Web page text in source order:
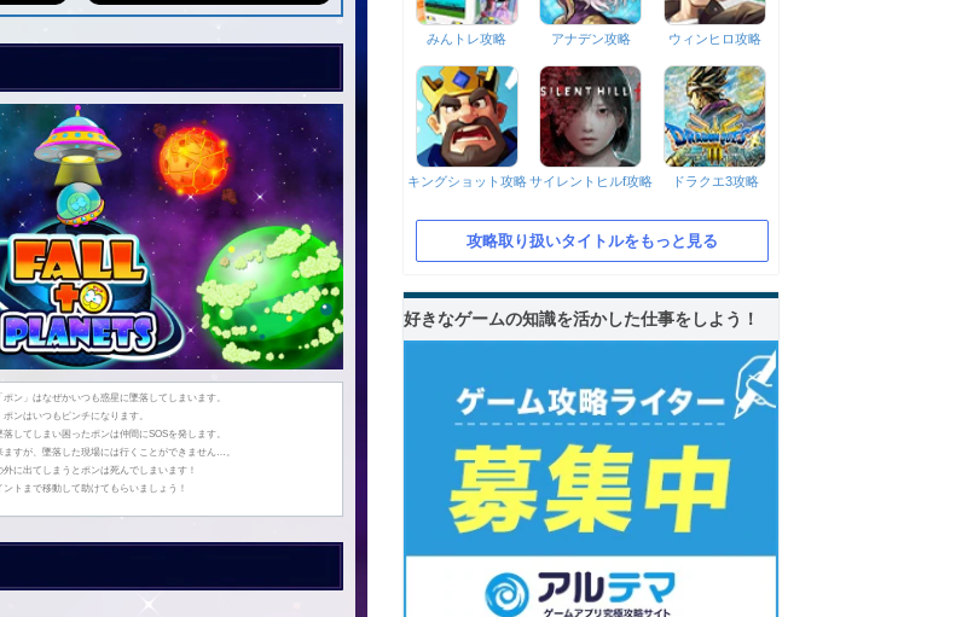
ン」はなぜかいつも惑星に墜落してしまいます。
ンはいつもピンチになります。
してしまい困ったポンは仲間にSOSを発します。
すが、墜落した現場には行くことができません…。
に出てしまうとポンは死んでしまいます！
トまで移動して助けてもらいましょう！
みんトレ攻略 アナデン攻略 ウィンヒロ攻略
キングショット攻略サイレントヒルf攻略 ドラクエ3攻略
攻略取り扱いタイトルをもっと見る
好きなゲームの知識を活かした仕事をしよう！